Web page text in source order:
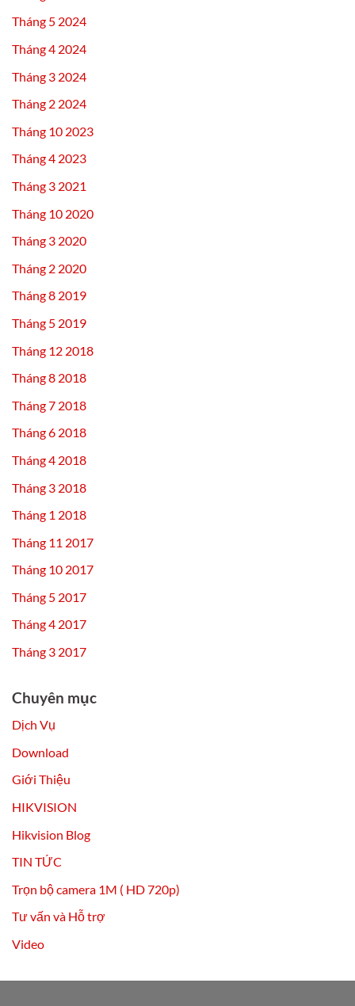
Tháng 5 2024
Tháng 4 2024
Tháng 3 2024
Tháng 2 2024
Tháng 10 2023
Tháng 4 2023
Tháng 3 2021
Tháng 10 2020
Tháng 3 2020
Tháng 2 2020
Tháng 8 2019
Tháng 5 2019
Tháng 12 2018
Tháng 8 2018
Tháng 7 2018
Tháng 6 2018
Tháng 4 2018
Tháng 3 2018
Tháng 1 2018
Tháng 11 2017
Tháng 10 2017
Tháng 5 2017
Tháng 4 2017
Tháng 3 2017
Chuyên mục
Dịch Vụ
Download
Giới Thiệu
HIKVISION
Hikvision Blog
TIN TỨC
Trọn bộ camera 1M ( HD 720p)
Tư vấn và Hỗ trợ
Video